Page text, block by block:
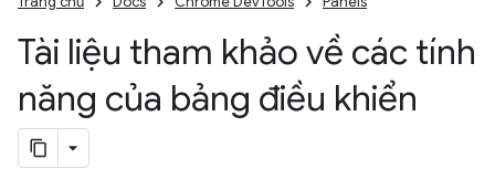
Tài liệu tham khảo về các tính
năng của bảng điều khiển